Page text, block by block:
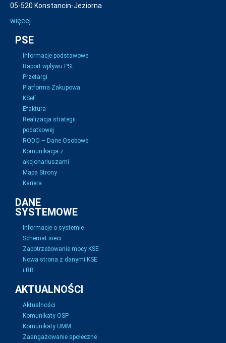
05-520 Konstancin-Jeziorna
więcej
PSE
Informacje podstawowe
Raport wpływu PSE
Przetargi
Platforma Zakupowa
KSeF
Efaktura
Realizacja strategii
podatkowej
RODO – Dane Osobowe
Komunikacja z
akcjonariuszami
Mapa Strony
Kariera
DANE
SYSTEMOWE
Informacje o systemie
Schemat sieci
Zapotrzebowanie mocy KSE
Nowa strona z danymi KSE
i RB
AKTUALNOŚCI
Aktualności
Komunikaty OSP
Komunikaty UMM
Zaangażowanie społeczne